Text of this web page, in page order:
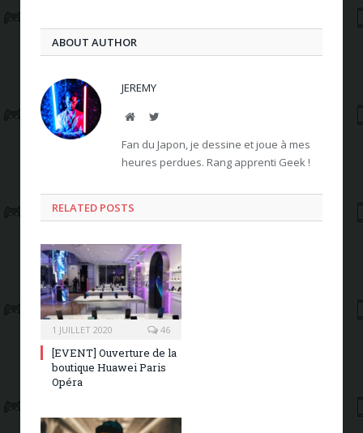
ABOUT AUTHOR
JEREMY
WebsiteTwitter
Fan du Japon, je dessine et joue à mes
heures perdues. Rang apprenti Geek !
RELATED POSTS
1 JUILLET 2020 46
[EVENT] Ouverture de la
boutique Huawei Paris
Opéra